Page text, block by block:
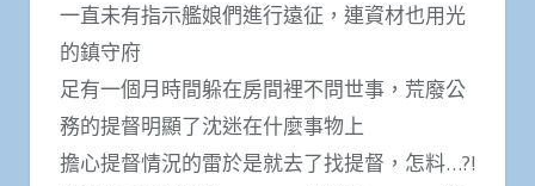
一直未有指示艦娘們進行遠征，連資材也用光
的鎮守府
足有一個月時間躲在房間裡不問世事，荒廢公
務的提督明顯了沈迷在什麼事物上
擔心提督情況的雷於是就去了找提督，怎料…?!